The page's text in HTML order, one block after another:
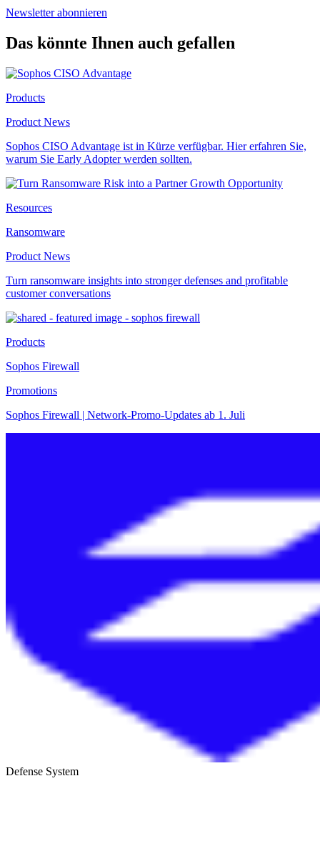
Newsletter abonnieren
Das könnte Ihnen auch gefallen
Products
Product News
Sophos CISO Advantage ist in Kürze verfügbar. Hier erfahren Sie,
warum Sie Early Adopter werden sollten.
Resources
Ransomware
Product News
Turn ransomware insights into stronger defenses and profitable
customer conversations
Products
Sophos Firewall
Promotions
Sophos Firewall | Network-Promo-Updates ab 1. Juli
Defense System